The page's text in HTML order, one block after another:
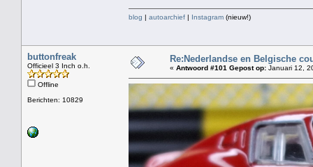
blog | autoarchief | Instagram (nieuw!)
buttonfreak
Officieel 3 Inch o.h.
Offline
Berichten: 10829
Re:Nederlandse en Belgische
« Antwoord #101 Gepost op: Januari 12,